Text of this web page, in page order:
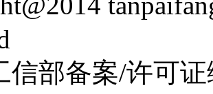
信部备案/许可